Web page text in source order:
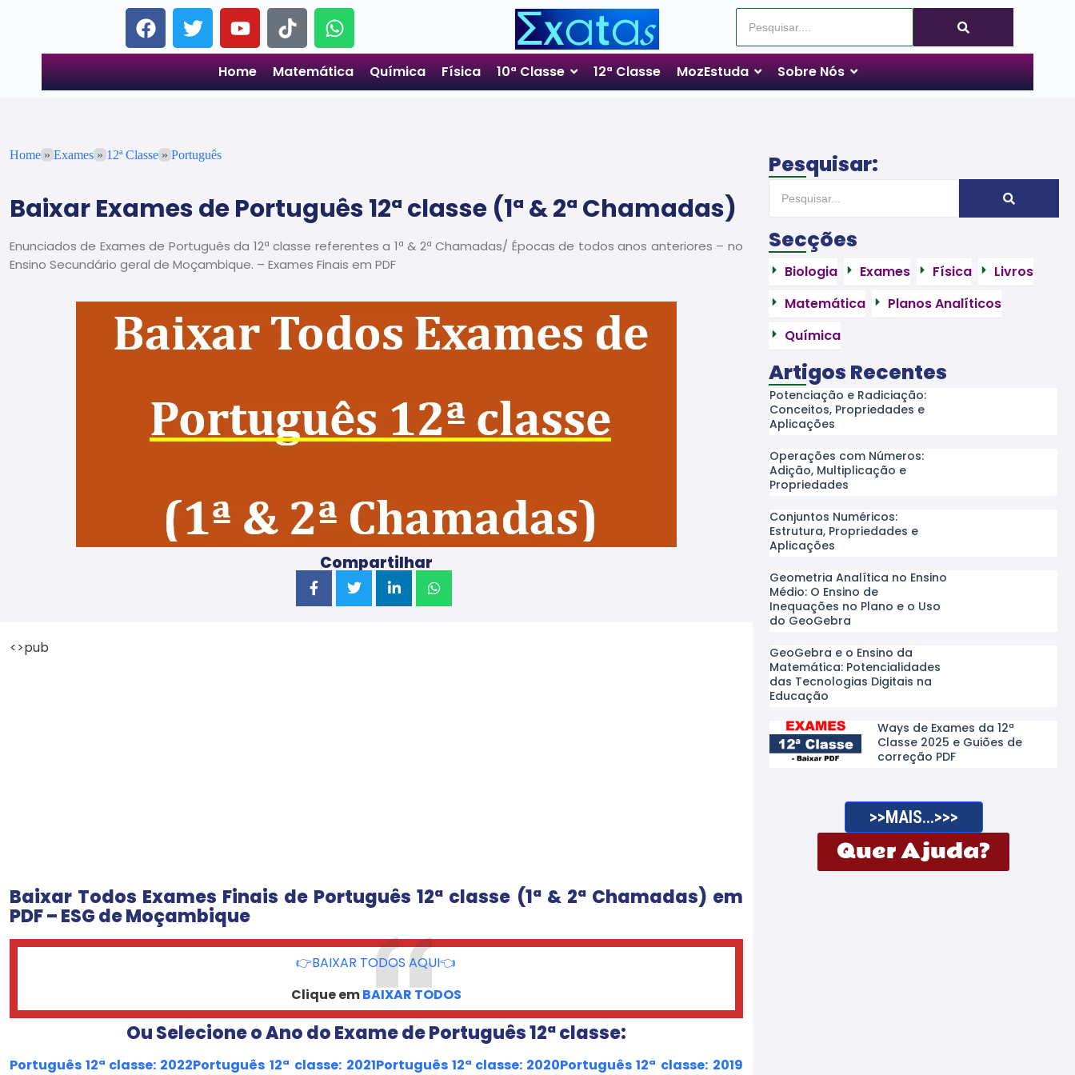
Home Matemática Química Física 10ª Classe 12ª Classe MozEstuda Sobre Nós
Home»Exames»12ª Classe»Português
Baixar Exames de Português 12ª classe (1ª & 2ª Chamadas)
Enunciados de Exames de Português da 12ª classe referentes a 1ª & 2ª Chamadas/ Épocas de todos anos anteriores – no
Ensino Secundário geral de Moçambique. – Exames Finais em PDF
Compartilhar
<>pub
Baixar Todos Exames Finais de Português 12ª classe (1ª & 2ª Chamadas) em
PDF – ESG de Moçambique
👉BAIXAR TODOS AQUI👈
Clique emBAIXAR TODOS
Ou Selecione o Ano do Exame de Português 12ª classe:
Português 12ª classe: 2022Português 12ª classe: 2021Português 12ª classe: 2020Português 12ª classe: 2019
Pesquisar:
Secções
Biologia Exames Física
Livros
Matemática
Planos Analíticos
Química
Artigos Recentes
Potenciação e Radiciação:
Conceitos, Propriedades e
Aplicações
Operações com Números:
Adição, Multiplicação e
Propriedades
Conjuntos Numéricos:
Estrutura, Propriedades e
Aplicações
Geometria Analítica no Ensino
Médio: O Ensino de
Inequações no Plano e o Uso
do GeoGebra
GeoGebra e o Ensino da
Matemática: Potencialidades
das Tecnologias Digitais na
Educação
Ways de Exames da 12ª
Classe 2025 e Guiões de
correção PDF
>>MAIS...>>>
Quer Ajuda?